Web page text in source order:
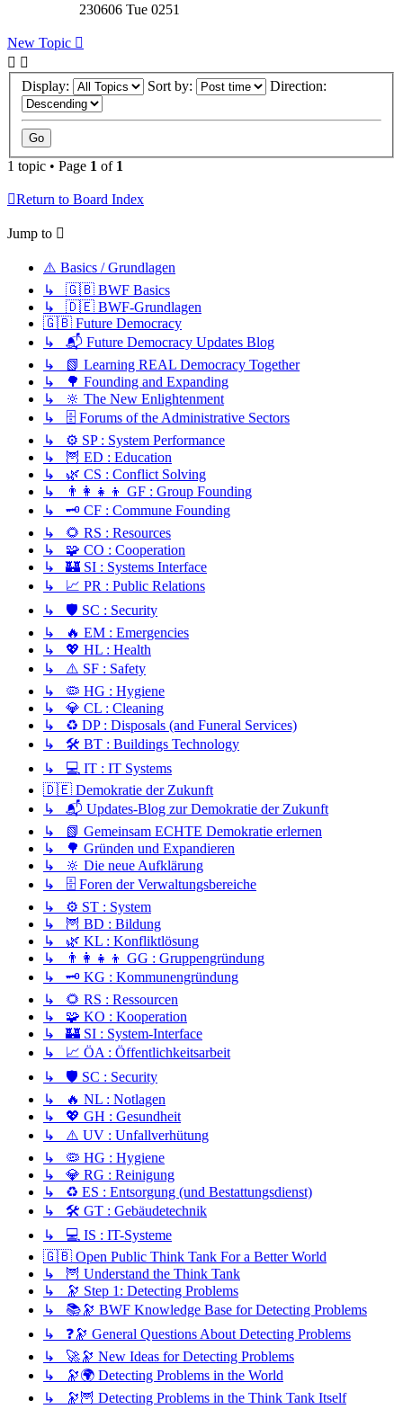
230606 Tue 0251
New Topic
Display: Sort by: Direction:
1 topic • Page 1 of 1
Return to Board Index
Jump to
⚠️ Basics / Grundlagen
↳ 🇬🇧 BWF Basics
↳ 🇩🇪 BWF-Grundlagen
🇬🇧 Future Democracy
↳ 📬 Future Democracy Updates Blog
↳ 📗 Learning REAL Democracy Together
↳ 🌳 Founding and Expanding
↳ 🔆 The New Enlightenment
↳ 🗄️ Forums of the Administrative Sectors
↳ ⚙️ SP : System Performance
↳ 🦉 ED : Education
↳ 🌿 CS : Conflict Solving
↳ 👨‍👩‍👧‍👦 GF : Group Founding
↳ 🗝️ CF : Commune Founding
↳ 🌻 RS : Resources
↳ 🧩 CO : Cooperation
↳ 🏰 SI : Systems Interface
↳ 📈 PR : Public Relations
↳ 🛡️ SC : Security
↳ 🔥 EM : Emergencies
↳ 💖 HL : Health
↳ ⚠️ SF : Safety
↳ 🦠 HG : Hygiene
↳ 💎 CL : Cleaning
↳ ♻️ DP : Disposals (and Funeral Services)
↳ 🛠️ BT : Buildings Technology
↳ 💻 IT : IT Systems
🇩🇪 Demokratie der Zukunft
↳ 📬 Updates-Blog zur Demokratie der Zukunft
↳ 📗 Gemeinsam ECHTE Demokratie erlernen
↳ 🌳 Gründen und Expandieren
↳ 🔆 Die neue Aufklärung
↳ 🗄️ Foren der Verwaltungsbereiche
↳ ⚙️ ST : System
↳ 🦉 BD : Bildung
↳ 🌿 KL : Konfliktlösung
↳ 👨‍👩‍👧‍👦 GG : Gruppengründung
↳ 🗝️ KG : Kommunengründung
↳ 🌻 RS : Ressourcen
↳ 🧩 KO : Kooperation
↳ 🏰 SI : System-Interface
↳ 📈 ÖA : Öffentlichkeitsarbeit
↳ 🛡️ SC : Security
↳ 🔥 NL : Notlagen
↳ 💖 GH : Gesundheit
↳ ⚠️ UV : Unfallverhütung
↳ 🦠 HG : Hygiene
↳ 💎 RG : Reinigung
↳ ♻️ ES : Entsorgung (und Bestattungsdienst)
↳ 🛠️ GT : Gebäudetechnik
↳ 💻 IS : IT-Systeme
🇬🇧 Open Public Think Tank For a Better World
↳ 🦉 Understand the Think Tank
↳ 🔭 Step 1: Detecting Problems
↳ 📚🔭 BWF Knowledge Base for Detecting Problems
↳ ❓🔭 General Questions About Detecting Problems
↳ 🚀🔭 New Ideas for Detecting Problems
↳ 🔭🌍 Detecting Problems in the World
↳ 🔭🦉 Detecting Problems in the Think Tank Itself